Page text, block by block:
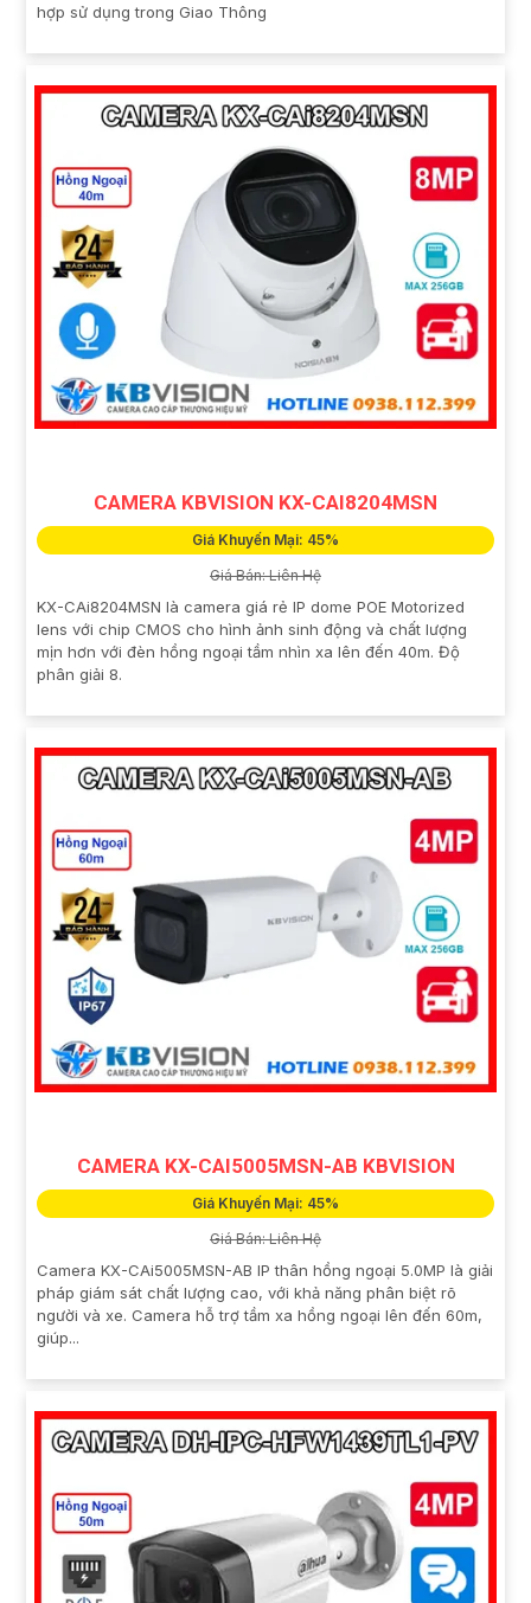
hợp sử dụng trong Giao Thông
CAMERA KBVISION KX-CAI8204MSN
Giá Khuyến Mại: 45%
Giá Bán: Liên Hệ
KX-CAi8204MSN là camera giá rẻ IP dome POE Motorized
lens với chip CMOS cho hình ảnh sinh động và chất lượng
mịn hơn với đèn hồng ngoại tầm nhìn xa lên đến 40m. Độ
phân giải 8.
CAMERA KX-CAI5005MSN-AB KBVISION
Giá Khuyến Mại: 45%
Giá Bán: Liên Hệ
Camera KX-CAi5005MSN-AB IP thân hồng ngoại 5.0MP là giải
pháp giám sát chất lượng cao, với khả năng phân biệt rõ
người và xe. Camera hỗ trợ tầm xa hồng ngoại lên đến 60m,
giúp...